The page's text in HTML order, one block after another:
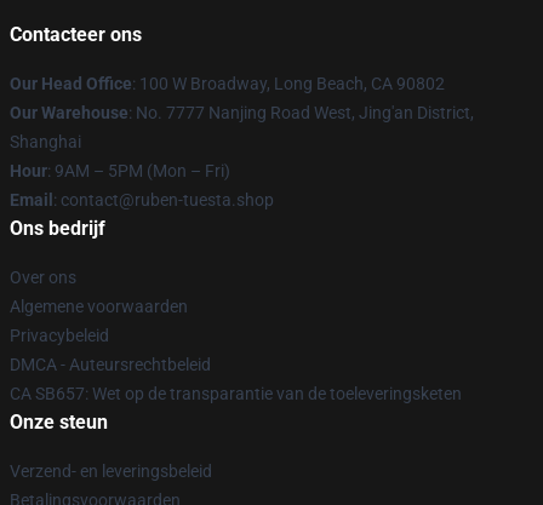
Contacteer ons
Our Head Office: 100 W Broadway, Long Beach, CA 90802
Our Warehouse: No. 7777 Nanjing Road West, Jing'an District,
Shanghai
Hour: 9AM – 5PM (Mon – Fri)
Email : contact@ruben-tuesta.shop
Ons bedrijf
Over ons
Algemene voorwaarden
Privacybeleid
DMCA - Auteursrechtbeleid
CA SB657: Wet op de transparantie van de toeleveringsketen
Onze steun
Verzend- en leveringsbeleid
Betalingsvoorwaarden